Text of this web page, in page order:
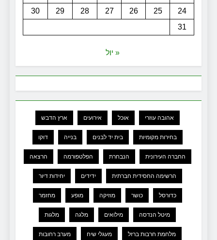
24
25
26
27
28
29
30
31
« יול
אהובה עוזרי אוכל אירועים ארץ הדבש
בחירות מקומיות בית יד לבנים בנייה דוקו
החברה העירונית הנבחרת הפלטפורמה הרצאה
הרשימה החסידית חברתית ידידים יחידות דיור
כדורסל כושר מוזיקה מופע מחזמר
מיטל הנדסה מילואים מלגה מלגות
מלחמת חרבות ברזל מעגלי שיח מערב רחובות